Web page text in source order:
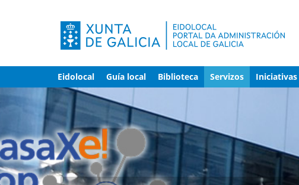
Eidolocal Guía local Biblioteca Servizos Iniciativas